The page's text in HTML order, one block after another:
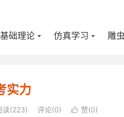
基础理论 仿真学习 雕
实力
读(223) 评论(0)  赞(0)